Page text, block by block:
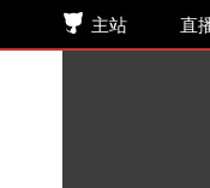
主站 直